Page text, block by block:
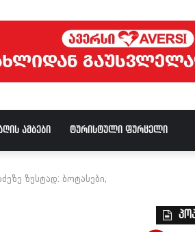
ამბები ტურისტული ფურცელი
ზუსტად: ბოტასები,